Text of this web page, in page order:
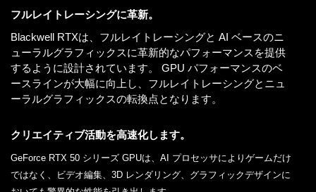
フルレイトレーシングに革新。
Blackwell RTXは、フルレイトレーシングと AI ベースのニ
ューラルグラフィックスに革新的なパフォーマンスを提供
するように設計されています。 GPU パフォーマンスのベ
ースラインが大幅に向上し、フルレイトレーシングとニュ
ーラルグラフィックスの転換点となります。
クリエイティブ活動を高速化します。
GeForce RTX 50 シリーズ GPUは、AI プロセッサによりゲームだけ
ではなく、ビデオ編集、3D レンダリング、グラフィックデザインに